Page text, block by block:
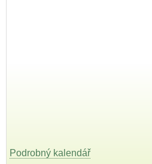
Podrobný kalendář